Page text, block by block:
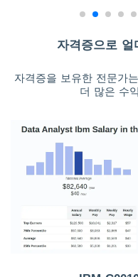
자격증으로
자격증을 보유한 전문가
더 많은 수